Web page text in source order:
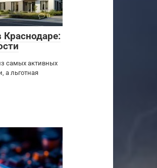
0
Краснодаре:
самых активных
а льготная